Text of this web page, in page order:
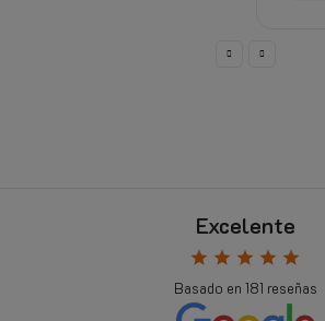
Excelente
star star star star star
Basado en 181 reseñas